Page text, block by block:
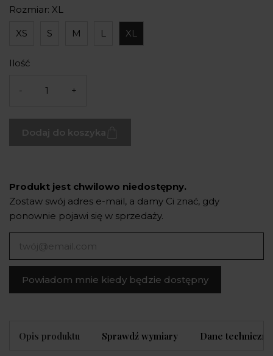
Rozmiar: XL
XS S M L XL
Ilość
- +
Dodaj do koszyka
Produkt jest chwilowo niedostępny.
Zostaw swój adres e-mail, a damy Ci znać, gdy
ponownie pojawi się w sprzedaży.
Powiadom mnie kiedy będzie dostępny
Opis produktu Sprawdź wymiary Dane techniczne